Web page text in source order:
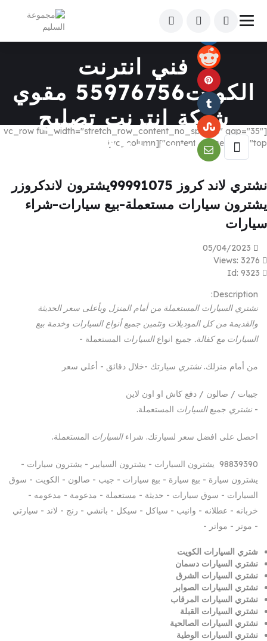
فني انترنت
الكويت55976756 مقوي
شبكة انترنت تصليح
فايبربرمجةراوتر
[vc_row full_width="stretch_row_content_no_spaces" gap="35"
content_placement="top"][vc_column]
نشتري لاند كروز 99991075يشترون لاندكروزر
يشترون سيارات مستعملة-بيع سيارات-شراء
سيارات
Description:
نشتري السيارات المستعملة من أمام المنزل وبأعلى سعر الحديثة
والقديمة من كل الموديلات وتثمين جميع أنواع السيارات وخدمة بيع
السيارات مع كفالة. جميع انواعالسيارات المستعملة -
من أمام منزلك. نشتري سيارتك -خلال دقائق - أعلي سعر
جيبات / صالون / دفع كاش او اون لاين
- نشتري جميعالسيارات المستعملة.
احصل على افضل سعر لسيارتك. شراءالسيارات المستعملة.
98839390 يشترون السيارات - يشترون السيايير - يشترون سيارات -
يشترون سيارة - بيع سيارة - بيع سيارات - جيب - صالون - الكويت - سوق
السيارات - سوق سيارات - حديثة - مستعملة - مدعومة - مدعومه -
خربانه - عطلانه - وانيب - سياكل - سيكل - بانشي - رنج - لاند - سيارتي
- موتر - مواتر -
شتري السيارات الكويت
نشتري السيارات دسمان
نشتري السيارات الشرق
نشتري السيارات الصوابر
نشتري السيارات المرقاب
نشتري السيارات القبلة
نشتري السيارات الصالحية
نشتري السيارات الوطية